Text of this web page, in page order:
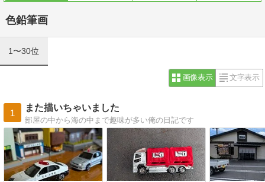
色鉛筆画
1〜30位
画像表示 文字表示
1
また描いちゃいました
部屋の中から海の中まで趣味が多い俺の日記です